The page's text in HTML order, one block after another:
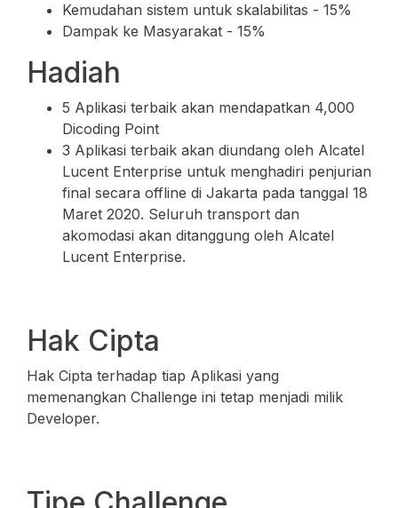
Kemudahan sistem untuk skalabilitas - 15%
Dampak ke Masyarakat - 15%
Hadiah
5 Aplikasi terbaik akan mendapatkan 4,000
Dicoding Point
3 Aplikasi terbaik akan diundang oleh Alcatel
Lucent Enterprise untuk menghadiri penjurian
final secara offline di Jakarta pada tanggal 18
Maret 2020. Seluruh transport dan
akomodasi akan ditanggung oleh Alcatel
Lucent Enterprise.
Hak Cipta
Hak Cipta terhadap tiap Aplikasi yang
memenangkan Challenge ini tetap menjadi milik
Developer.